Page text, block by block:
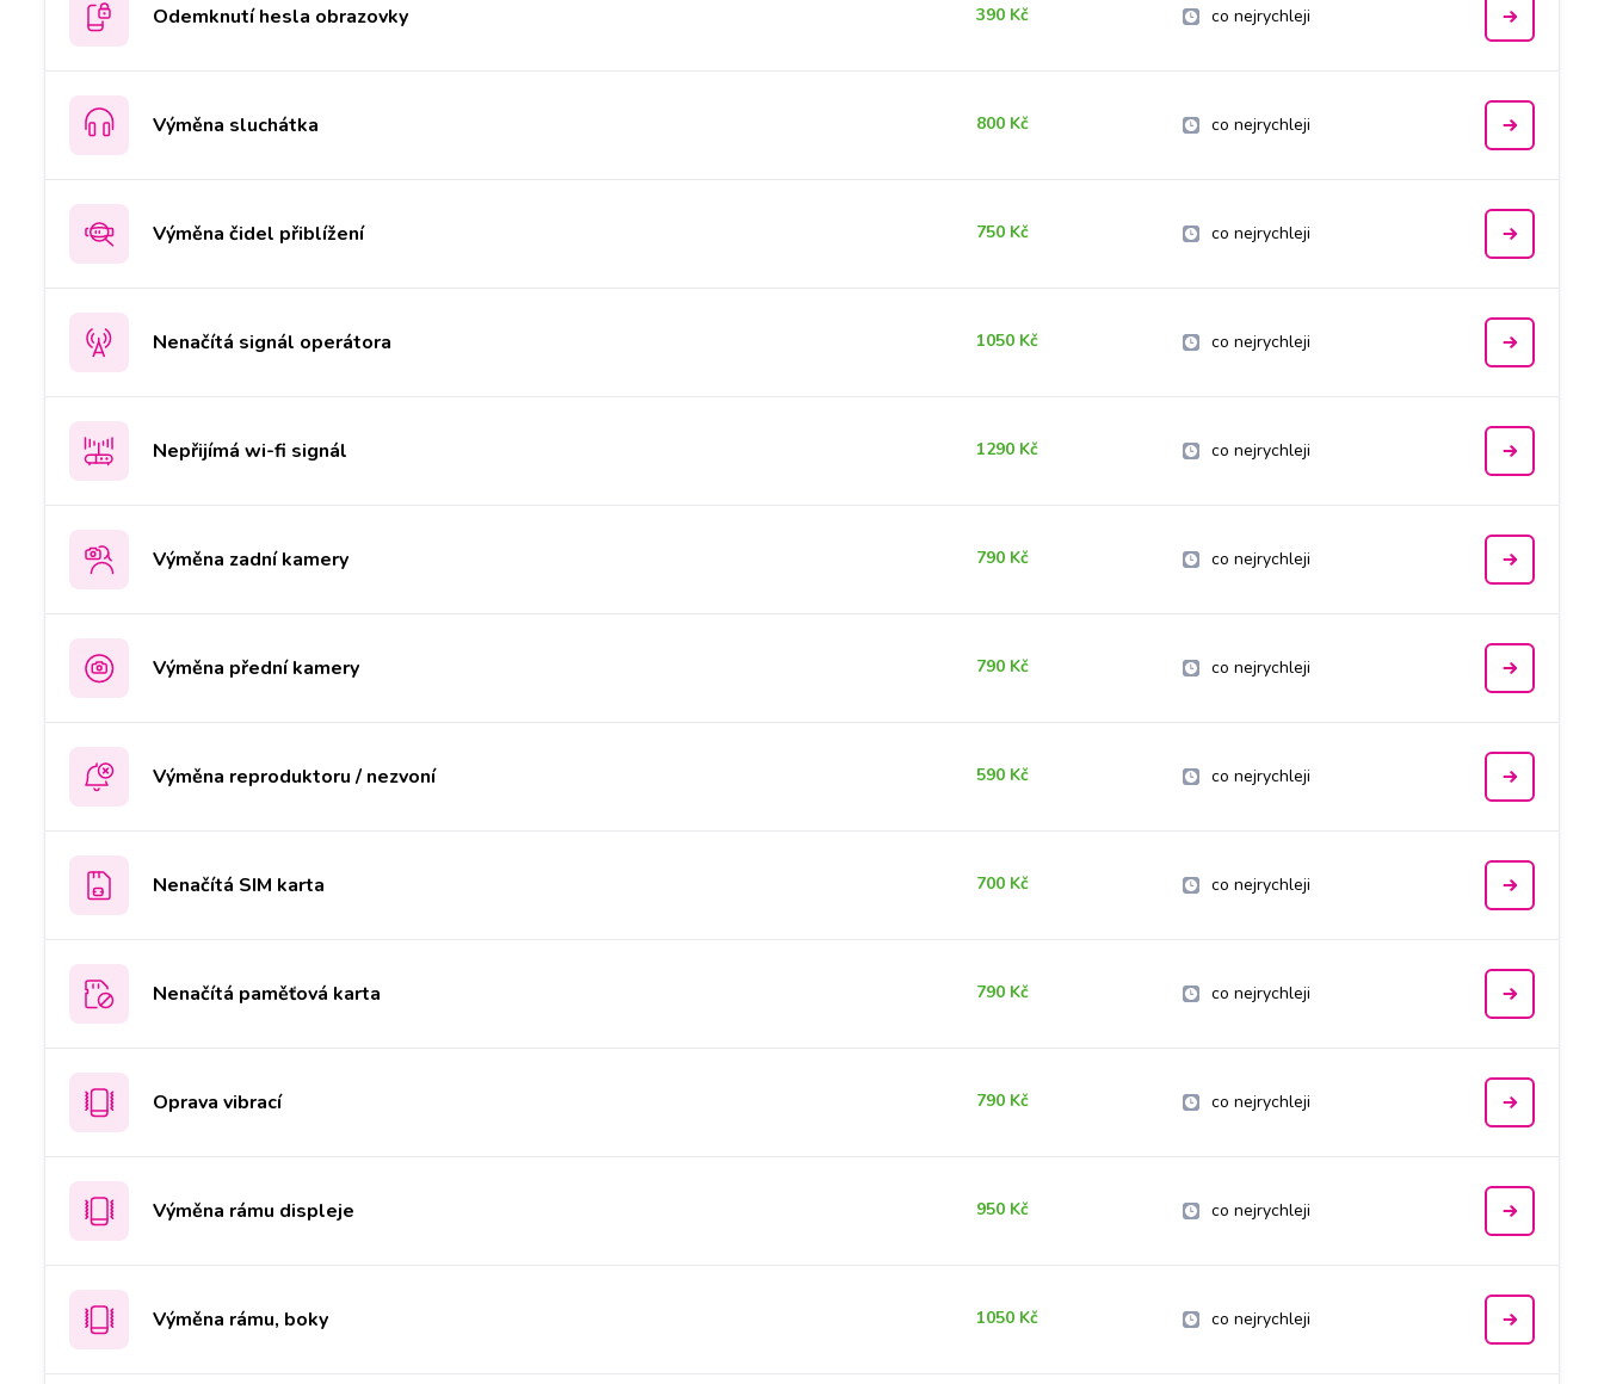
Odemknutí hesla obrazovky 390 Kč co nejrychleji
Výměna sluchátka 800 Kč co nejrychleji
Výměna čidel přiblížení 750 Kč co nejrychleji
Nenačítá signál operátora 1050 Kč co nejrychleji
Nepřijímá wi-fi signál 1290 Kč co nejrychleji
Výměna zadní kamery 790 Kč co nejrychleji
Výměna přední kamery 790 Kč co nejrychleji
Výměna reproduktoru / nezvoní 590 Kč co nejrychleji
Nenačítá SIM karta 700 Kč co nejrychleji
Nenačítá paměťová karta 790 Kč co nejrychleji
Oprava vibrací 790 Kč co nejrychleji
Výměna rámu displeje 950 Kč co nejrychleji
Výměna rámu, boky 1050 Kč co nejrychleji